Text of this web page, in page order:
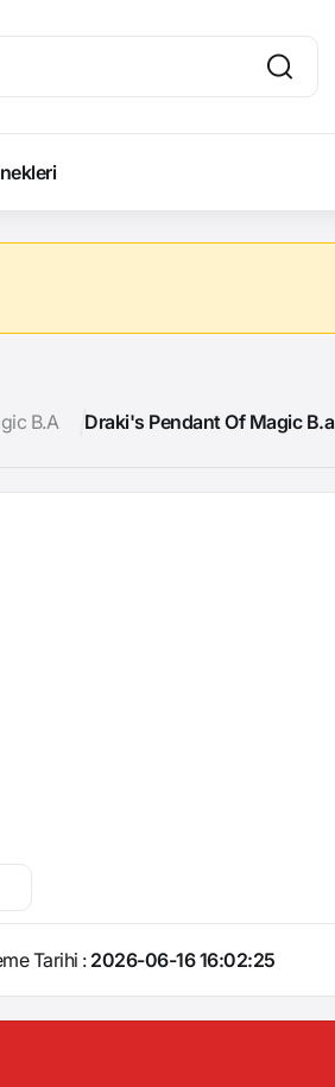
B.A Draki's Pendant Of Magic B.a
Tarihi : 2026-06-16 16:02:25